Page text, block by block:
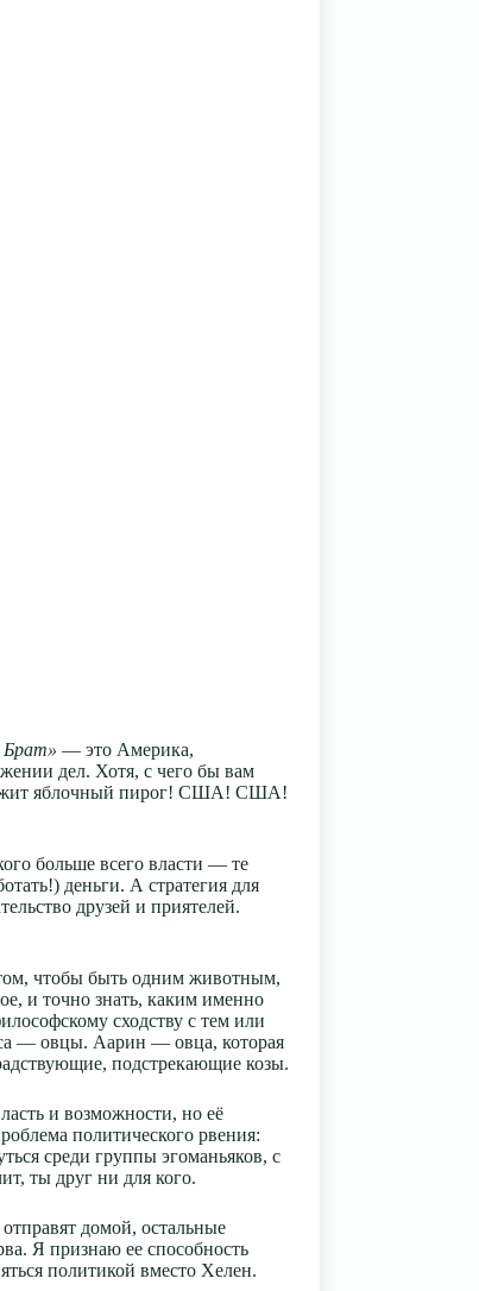
Брат» — это Америка,
дел. Хотя, с чего бы вам
лежит яблочный пирог! США! США!
больше всего власти — те
деньги. А стратегия для
друзей и приятелей.
чтобы быть одним животным,
и точно знать, каким именно
сходству с тем или
— овцы. Аарин — овца, которая
подстрекающие козы.
и возможности, но её
политического рвения:
среди группы эгоманьяков, с
ты друг ни для кого.
домой, остальные
Я признаю ее способность
политикой вместо Хелен.